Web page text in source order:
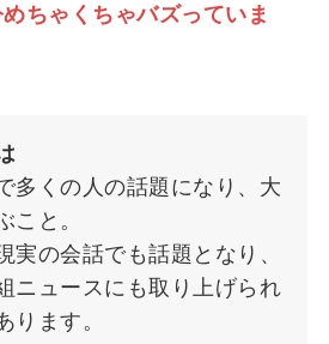
ちゃくちゃバズっていま
多くの人の話題になり、大
こと。
実の会話でも話題となり、
ニュースにも取り上げられ
ります。